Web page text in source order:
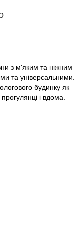
з м'яким та ніжним
та універсальними.
будинку як
і вдома.